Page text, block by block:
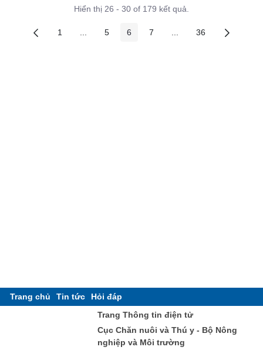
Hiển thị 26 - 30 of 179 kết quả.
Các trang trên cổng
1 Các trang trung gian
Các trang trên cổng
5 Các trang trên cổng
6 Các trang trên cổng
7 Các trang trung gian
Các trang trên
36
Trang chủ Tin tức
Hỏi đáp
Trang Thông tin điện tử
Cục Chăn nuôi và Thú y - Bộ Nông
nghiệp và Môi trường